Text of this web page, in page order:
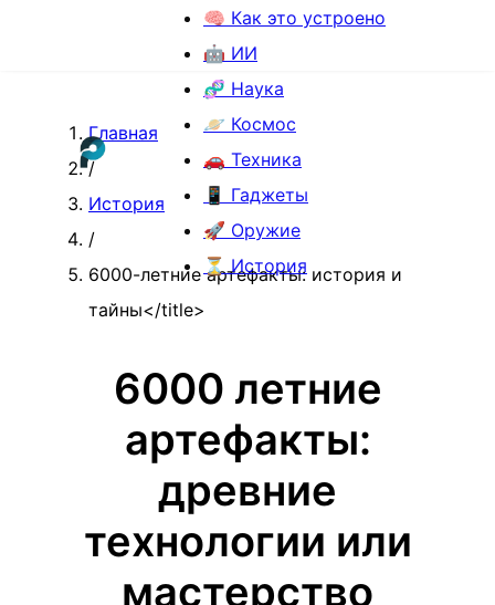
🧠 Как это устроено
🤖 ИИ
🧬 Наука
🪐 Космос
🚗 Техника
📱 Гаджеты
🚀 Оружие
⏳ История
Главная
/
История
/
6000-летние артефакты: история и
тайны</title>
6000 летние
артефакты:
древние
технологии или
мастерство